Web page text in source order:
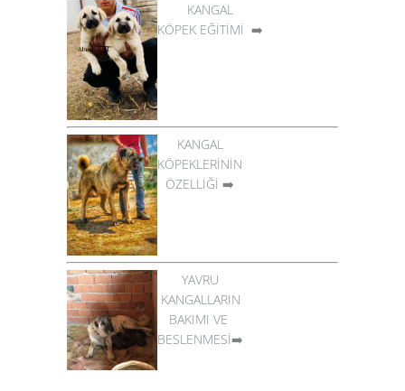
KANGAL
KÖPEK EĞİTİMİ ➡️
KANGAL
KÖPEKLERİNİN
ÖZELLİĞİ ➡️
YAVRU
KANGALLARIN
BAKIMI VE
BESLENMESİ➡️